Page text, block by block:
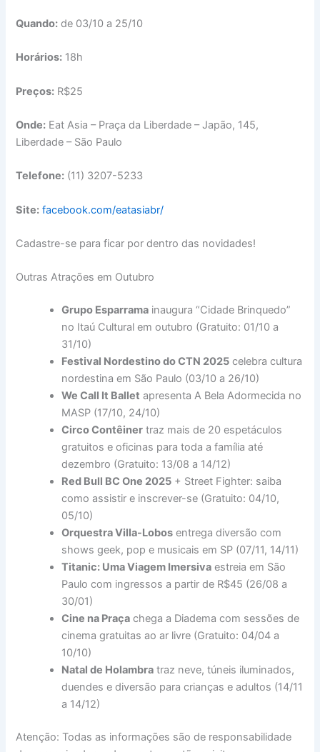
Quando: de 03/10 a 25/10
Horários: 18h
Preços: R$25
Onde: Eat Asia – Praça da Liberdade – Japão, 145,
Liberdade – São Paulo
Telefone: (11) 3207-5233
Site: facebook.com/eatasiabr/
Cadastre-se para ficar por dentro das novidades!
Outras Atrações em Outubro
Grupo Esparrama inaugura “Cidade Brinquedo”
no Itaú Cultural em outubro (Gratuito: 01/10 a
31/10)
Festival Nordestino do CTN 2025 celebra cultura
nordestina em São Paulo (03/10 a 26/10)
We Call It Ballet apresenta A Bela Adormecida no
MASP (17/10, 24/10)
Circo Contêiner traz mais de 20 espetáculos
gratuitos e oficinas para toda a família até
dezembro (Gratuito: 13/08 a 14/12)
Red Bull BC One 2025 + Street Fighter: saiba
como assistir e inscrever-se (Gratuito: 04/10,
05/10)
Orquestra Villa-Lobos entrega diversão com
shows geek, pop e musicais em SP (07/11, 14/11)
Titanic: Uma Viagem Imersiva estreia em São
Paulo com ingressos a partir de R$45 (26/08 a
30/01)
Cine na Praça chega a Diadema com sessões de
cinema gratuitas ao ar livre (Gratuito: 04/04 a
10/10)
Natal de Holambra traz neve, túneis iluminados,
duendes e diversão para crianças e adultos (14/11
a 14/12)
Atenção: Todas as informações são de responsabilidade